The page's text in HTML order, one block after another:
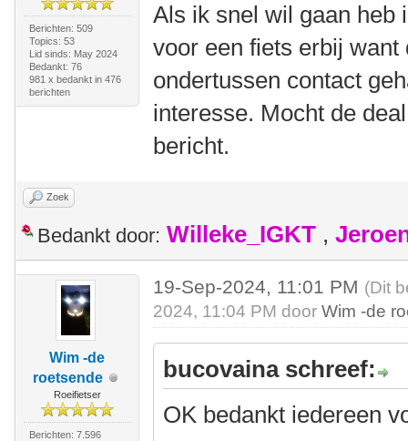
Berichten: 509
Topics: 53
Lid sinds: May 2024
Bedankt: 76
981 x bedankt in 476
berichten
Als ik snel wil gaan heb
voor een fiets erbij
ondertussen contact
interesse. Mocht de
bericht.
Zoek
Bedankt door: Willeke_IGKT ,
Wim -de
roetsende
Roeifietser
Berichten: 7.596
19-Sep-2024, 11:01 PM (Dit
2024, 11:04 PM doorWim -de
bucovaina schreef:
OK bedankt iedereen